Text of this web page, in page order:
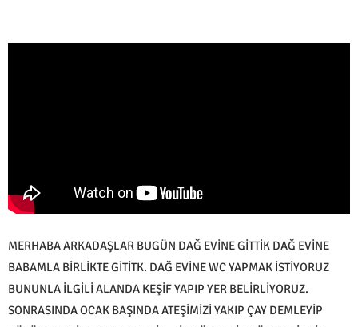
MERHABA ARKADAŞLAR BUGÜN DAĞ EVİNE GİTTİK DAĞ EVİNE
BABAMLA BİRLİKTE GİTİTK. DAĞ EVİNE WC YAPMAK İSTİYORUZ
BUNUNLA İLGİLİ ALANDA KEŞİF YAPIP YER BELİRLİYORUZ.
SONRASINDA OCAK BAŞINDA ATEŞİMİZİ YAKIP ÇAY DEMLEYİP